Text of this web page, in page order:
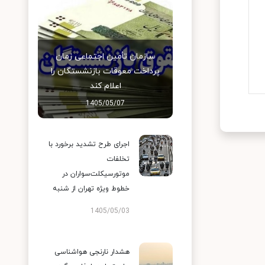
سازمان تأمین اجتماعی زمان
پرداخت معوقات بازنشستگان را
اعلام کند
1405/05/07
اجرای طرح تشدید برخورد با
تخلفات
موتورسیکلت‌سواران در
خطوط ویژه تهران از شنبه
1405/05/03
هشدار نارنجی هواشناسی